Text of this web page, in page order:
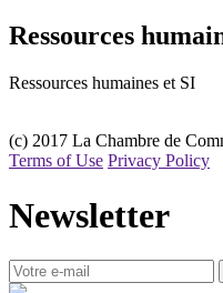
Ressources
Ressources humaines et SI
(c) 2017 La Chambre de
Terms of Use Privacy Policy
Newsletter